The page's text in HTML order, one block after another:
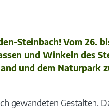
Steinbach! Vom 26.
und Winkeln des
und dem Naturpark
gewandeten Gestalten.